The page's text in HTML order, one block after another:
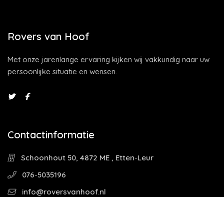
Rovers van Hoof
Met onze jarenlange ervaring kijken wij vakkundig naar uw
persoonlijke situatie en wensen.
Contactinformatie
Schoonhout 50, 4872 ME , Etten-Leur
076-5035196
info@roversvanhoof.nl